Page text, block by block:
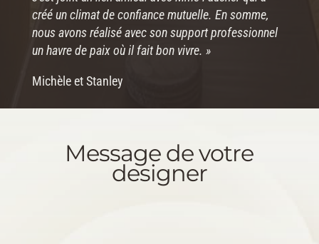
créé un climat de confiance mutuelle. En somme,
nous avons réalisé avec son support professionnel
un havre de paix où il fait bon vivre. »
Michèle et Stanley
Message de votre
designer